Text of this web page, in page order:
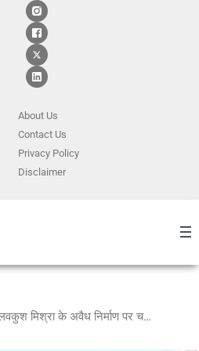
About Us
ContactUs
Privacy Policy
Disclaimer
राम मंदिर दान चोरी मामला: आरोपी लवकुश मिश्रा के अवैध निर्माण पर चलेगा बुलडोजर